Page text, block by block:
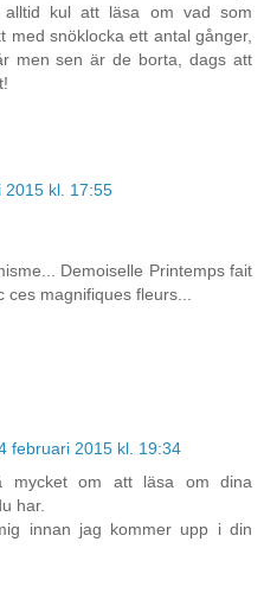
kul att läsa om vad som
med snöklocka ett antal gånger,
men sen är de borta, dags att
2015 kl. 17:55
Demoiselle Printemps fait
ces magnifiques fleurs...
februari 2015 kl. 19:34
mycket om att läsa om dina
har.
innan jag kommer upp i din